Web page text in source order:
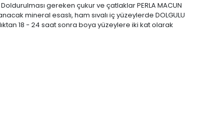
gereken çukur ve çatlaklar PERLA MACUN
mineral esaslı, ham sıvalı iç yüzeylerde DOLGULU
18 - 24 saat sonra boya yüzeylere iki kat olarak